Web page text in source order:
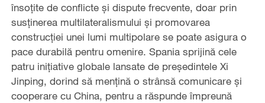
însoțite de conflicte și dispute frecvente, doar prin
susținerea multilateralismului și promovarea
construcției unei lumi multipolare se poate asigura o
pace durabilă pentru omenire. Spania sprijină cele
patru inițiative globale lansate de președintele Xi
Jinping, dorind să mențină o strânsă comunicare și
cooperare cu China, pentru a răspunde împreună